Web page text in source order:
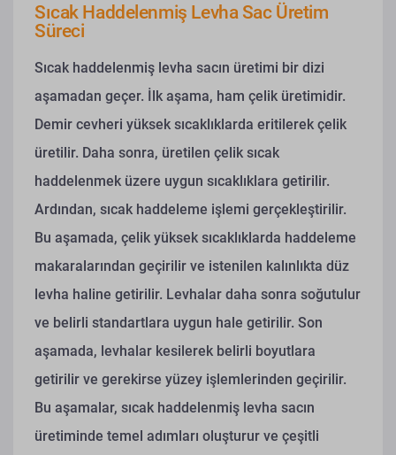
Sıcak Haddelenmiş Levha Sac Üretim
Süreci
Sıcak haddelenmiş levha sacın üretimi bir dizi
aşamadan geçer. İlk aşama, ham çelik üretimidir.
Demir cevheri yüksek sıcaklıklarda eritilerek çelik
üretilir. Daha sonra, üretilen çelik sıcak
haddelenmek üzere uygun sıcaklıklara getirilir.
Ardından, sıcak haddeleme işlemi gerçekleştirilir.
Bu aşamada, çelik yüksek sıcaklıklarda haddeleme
makaralarından geçirilir ve istenilen kalınlıkta düz
levha haline getirilir. Levhalar daha sonra soğutulur
ve belirli standartlara uygun hale getirilir. Son
aşamada, levhalar kesilerek belirli boyutlara
getirilir ve gerekirse yüzey işlemlerinden geçirilir.
Bu aşamalar, sıcak haddelenmiş levha sacın
üretiminde temel adımları oluşturur ve çeşitli